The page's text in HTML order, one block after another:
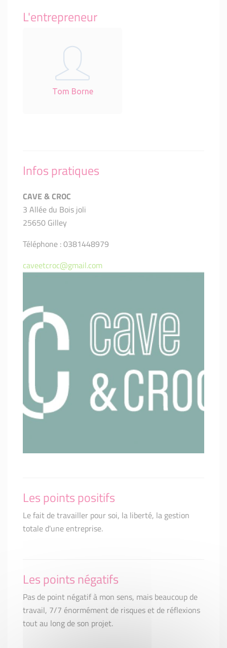
L'entrepreneur
Tom Borne
Infos pratiques
CAVE & CROC
3 Allée du Bois joli
25650 Gilley
Téléphone : 0381448979
caveetcroc@gmail.com
Les points positifs
Le fait de travailler pour soi, la liberté, la gestion
totale d'une entreprise.
Les points négatifs
Pas de point négatif à mon sens, mais beaucoup de
travail, 7/7 énormément de risques et de réflexions
tout au long de son projet.